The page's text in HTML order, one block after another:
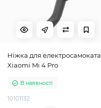
Ніжка для електросамоката
Xiaomi Mi 4 Pro
В наявності
10101132